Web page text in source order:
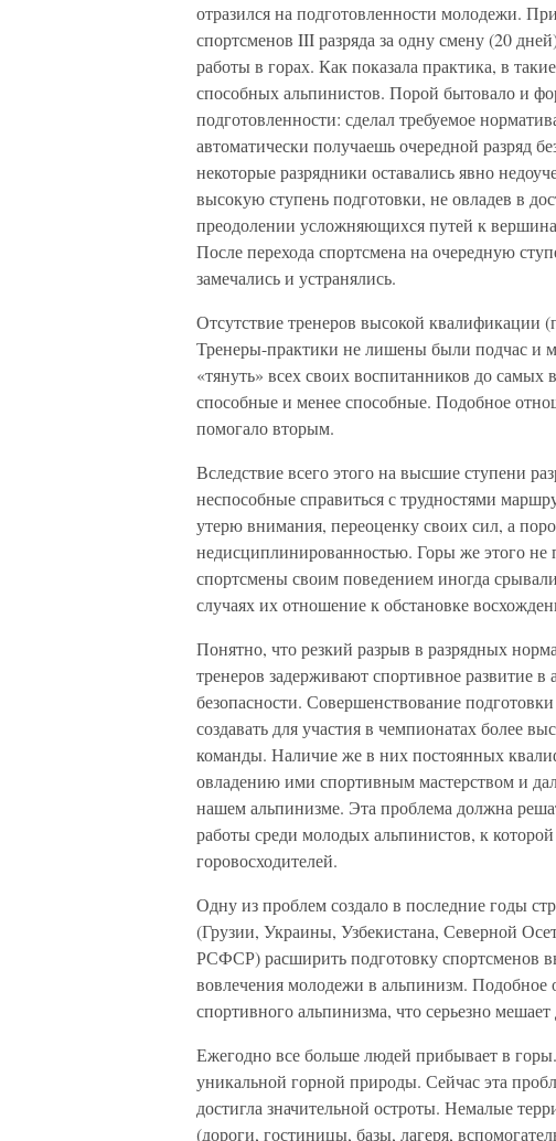
отразился на подготовленности молодежи.
спортсменов III разряда за одну смену (20
работы в горах. Как показала практика, в
способных альпинистов. Порой бытовало и
подготовленности: сделал требуемое
автоматически получаешь очередной разряд
некоторые разрядники оставались явно
высокую ступень подготовки, не овладев в
преодолении усложняющихся путей к
После перехода спортсмена на очередную
замечались и устранялись.
Отсутствие тренеров высокой квалификации
Тренеры-практики не лишены были подчас и
«тянуть» всех своих воспитанников до
способные и менее способные. Подобное
помогало вторым.
Вследствие всего этого на высшие ступени
неспособные справиться с трудностями
утерю внимания, переоценку своих сил, а
недисциплинированностью. Горы же этого не
спортсмены своим поведением иногда
случаях их отношение к обстановке
Понятно, что резкий разрыв в разрядных
тренеров задерживают спортивное развитие
безопасности. Совершенствование
создавать для участия в чемпионатах более
команды. Наличие же в них постоянных
овладению ими спортивным мастерством и
нашем альпинизме. Эта проблема должна
работы среди молодых альпинистов, к
горовосходителей.
Одну из проблем создало в последние годы
(Грузии, Украины, Узбекистана, Северной
РСФСР) расширить подготовку спортсменов
вовлечения молодежи в альпинизм. Подобное
спортивного альпинизма, что серьезно
Ежегодно все больше людей прибывает в
уникальной горной природы. Сейчас эта
достигла значительной остроты. Немалые
(дороги, гостиницы, базы, лагеря,